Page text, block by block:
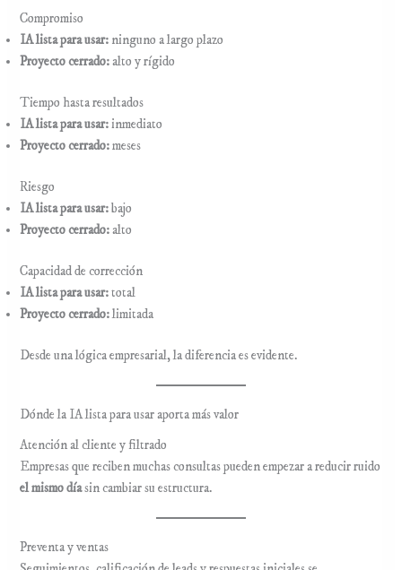
Compromiso
IA lista para usar: ninguno a largo plazo
Proyecto cerrado:alto y rígido
Tiempo hasta resultados
IA lista para usar:inmediato
Proyecto cerrado:meses
Riesgo
IA lista para usar:bajo
Proyecto cerrado:alto
Capacidad de corrección
IA lista para usar:total
Proyecto cerrado:limitada
Desde una lógica empresarial, la diferencia es evidente.
Dónde la IA lista para usar aporta más valor
Atención al cliente y filtrado
Empresas que reciben muchas consultas pueden empezar a reducir ruido
el mismo díasin cambiar su estructura.
Preventa y ventas